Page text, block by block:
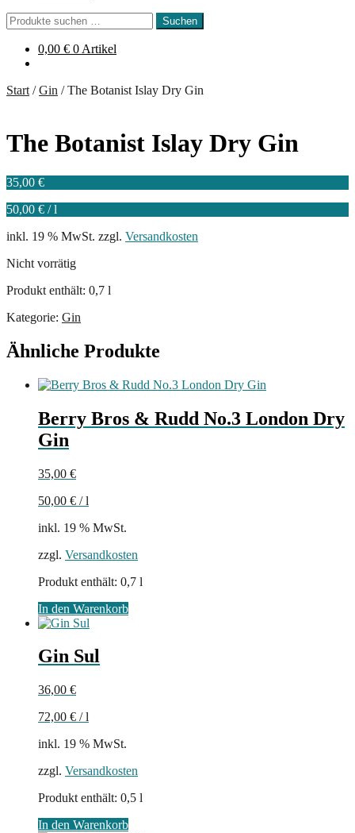
Suchen
nach:
Suchen
0,00 € 0 Artikel
Start /Gin /The Botanist Islay Dry Gin
The Botanist Islay Dry Gin
35,00 €
50,00 € /l
inkl. 19 % MwSt. zzgl. Versandkosten
Nicht vorrätig
Produkt enthält: 0,7 l
Kategorie: Gin
Ähnliche Produkte
Berry Bros & Rudd No.3 London Dry
Gin
35,00 €
50,00 € /l
inkl. 19 % MwSt.
zzgl. Versandkosten
Produkt enthält: 0,7 l
In den Warenkorb
Gin Sul
36,00 €
72,00 € /l
inkl. 19 % MwSt.
zzgl. Versandkosten
Produkt enthält: 0,5 l
In den Warenkorb